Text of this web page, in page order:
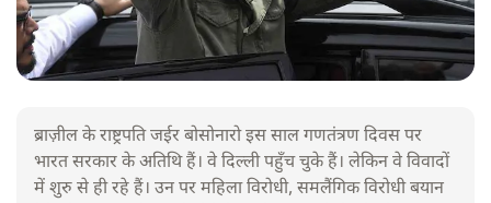
ब्राज़ील के राष्ट्रपति जईर बोसोनारो इस साल गणतंत्रण दिवस पर
भारत सरकार के अतिथि हैं। वे दिल्ली पहुँच चुके हैं। लेकिन वे विवादों
में शुरु से ही रहे हैं। उन पर महिला विरोधी, समलैंगिक विरोधी बयान